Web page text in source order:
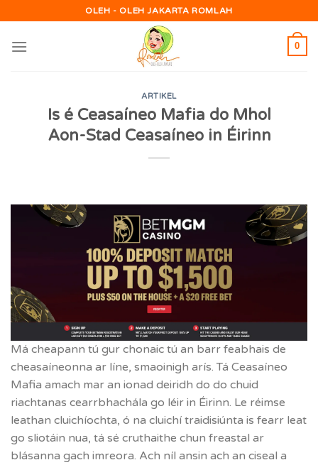
to
content
OLEH - OLEH JAKARTA ROMLAH
0
ARTIKEL
Is é Ceasaíneo Mafia do Mhol
Aon-Stad Ceasaíneo in Éirinn
Má cheapann tú gur chonaic tú an barr feabhais de
cheasaíneonna ar líne, smaoinigh arís. Tá Ceasaíneo
Mafia amach mar an ionad deiridh do do chuid
riachtanas cearrbhachála go léir in Éirinn. Le réimse
leathan cluichíochta, ó na cluichí traidisiúnta is fearr leat
go sliotáin nua, tá sé cruthaithe chun freastal ar
blásanna gach imreora. Ach níl ansin ach an ciseal a